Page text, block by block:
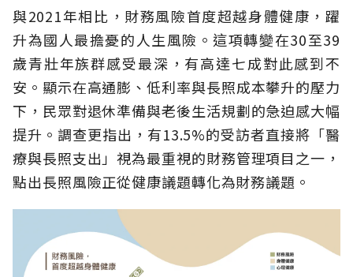
與2021年相比，財務風險首度超越身體健康，躍
升為國人最擔憂的人生風險。這項轉變在30至39
歲青壯年族群感受最深，有高達七成對此感到不
安。顯示在高通膨、低利率與長照成本攀升的壓力
下，民眾對退休準備與老後生活規劃的急迫感大幅
提升。調查更指出，有13.5%的受訪者直接將「醫
療與長照支出」視為最重視的財務管理項目之一，
點出長照風險正從健康議題轉化為財務議題。